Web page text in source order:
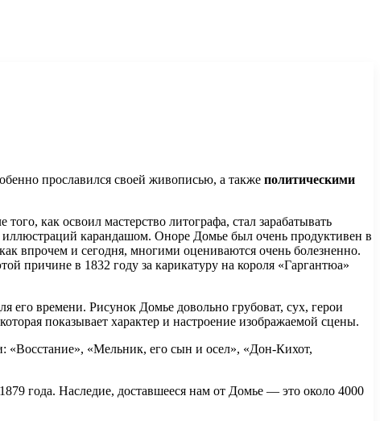
прославился своей живописью, а также политическими
как освоил мастерство литографа, стал зарабатывать
карандашом. Оноре Домье был очень продуктивен в
впрочем и сегодня, многими оцениваются очень болезненно.
причине в 1832 году за карикатуру на короля «Гаргантюа»
времени. Рисунок Домье довольно грубоват, сух, герои
показывает характер и настроение изображаемой сцены.
«Восстание», «Мельник, его сын и осел», «Дон-Кихот,
года. Наследие, доставшееся нам от Домье — это около 4000